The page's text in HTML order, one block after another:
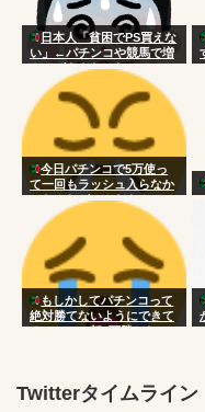
日本人「貧困でPS買えな
い」←パチンコや競馬で増
やせばええだけなのにアホ
今日パチンコで5万使っ
て一回もラッシュ入らなか
ったんだがこんなもん？
もしかしてパチンコって
絶対勝てないようにできて
るのか…？朝3万勝ちだっ
Twitterタイムライン